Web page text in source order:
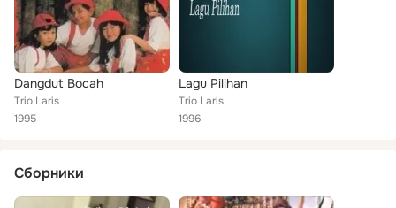
Dangdut Bocah
Trio Laris
1995
Lagu Pilihan
Trio Laris
1996
Сборники